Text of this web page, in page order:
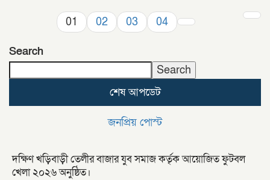
01 02 03 04
Search
Search
শেষ আপডেট
জনপ্রিয় পোস্ট
দক্ষিণ খড়িবাড়ী তেলীর বাজার যুব সমাজ কর্তৃক আয়োজিত ফুটবল
খেলা ২০২৬ অনুষ্ঠিত।